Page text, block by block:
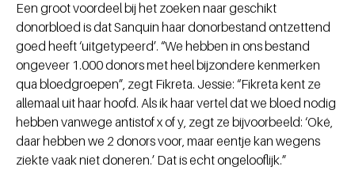
Een groot voordeel bij het zoeken naar geschikt
donorbloed is dat Sanquin haar donorbestand ontzettend
goed heeft ‘uitgetypeerd’. “We hebben in ons bestand
ongeveer 1.000 donors met heel bijzondere kenmerken
qua bloedgroepen”, zegt Fikreta. Jessie: “Fikreta kent ze
allemaal uit haar hoofd. Als ik haar vertel dat we bloed nodig
hebben vanwege antistof x of y, zegt ze bijvoorbeeld: ‘Oké,
daar hebben we 2 donors voor, maar eentje kan wegens
ziekte vaak niet doneren.’ Dat is echt ongelooflijk.”